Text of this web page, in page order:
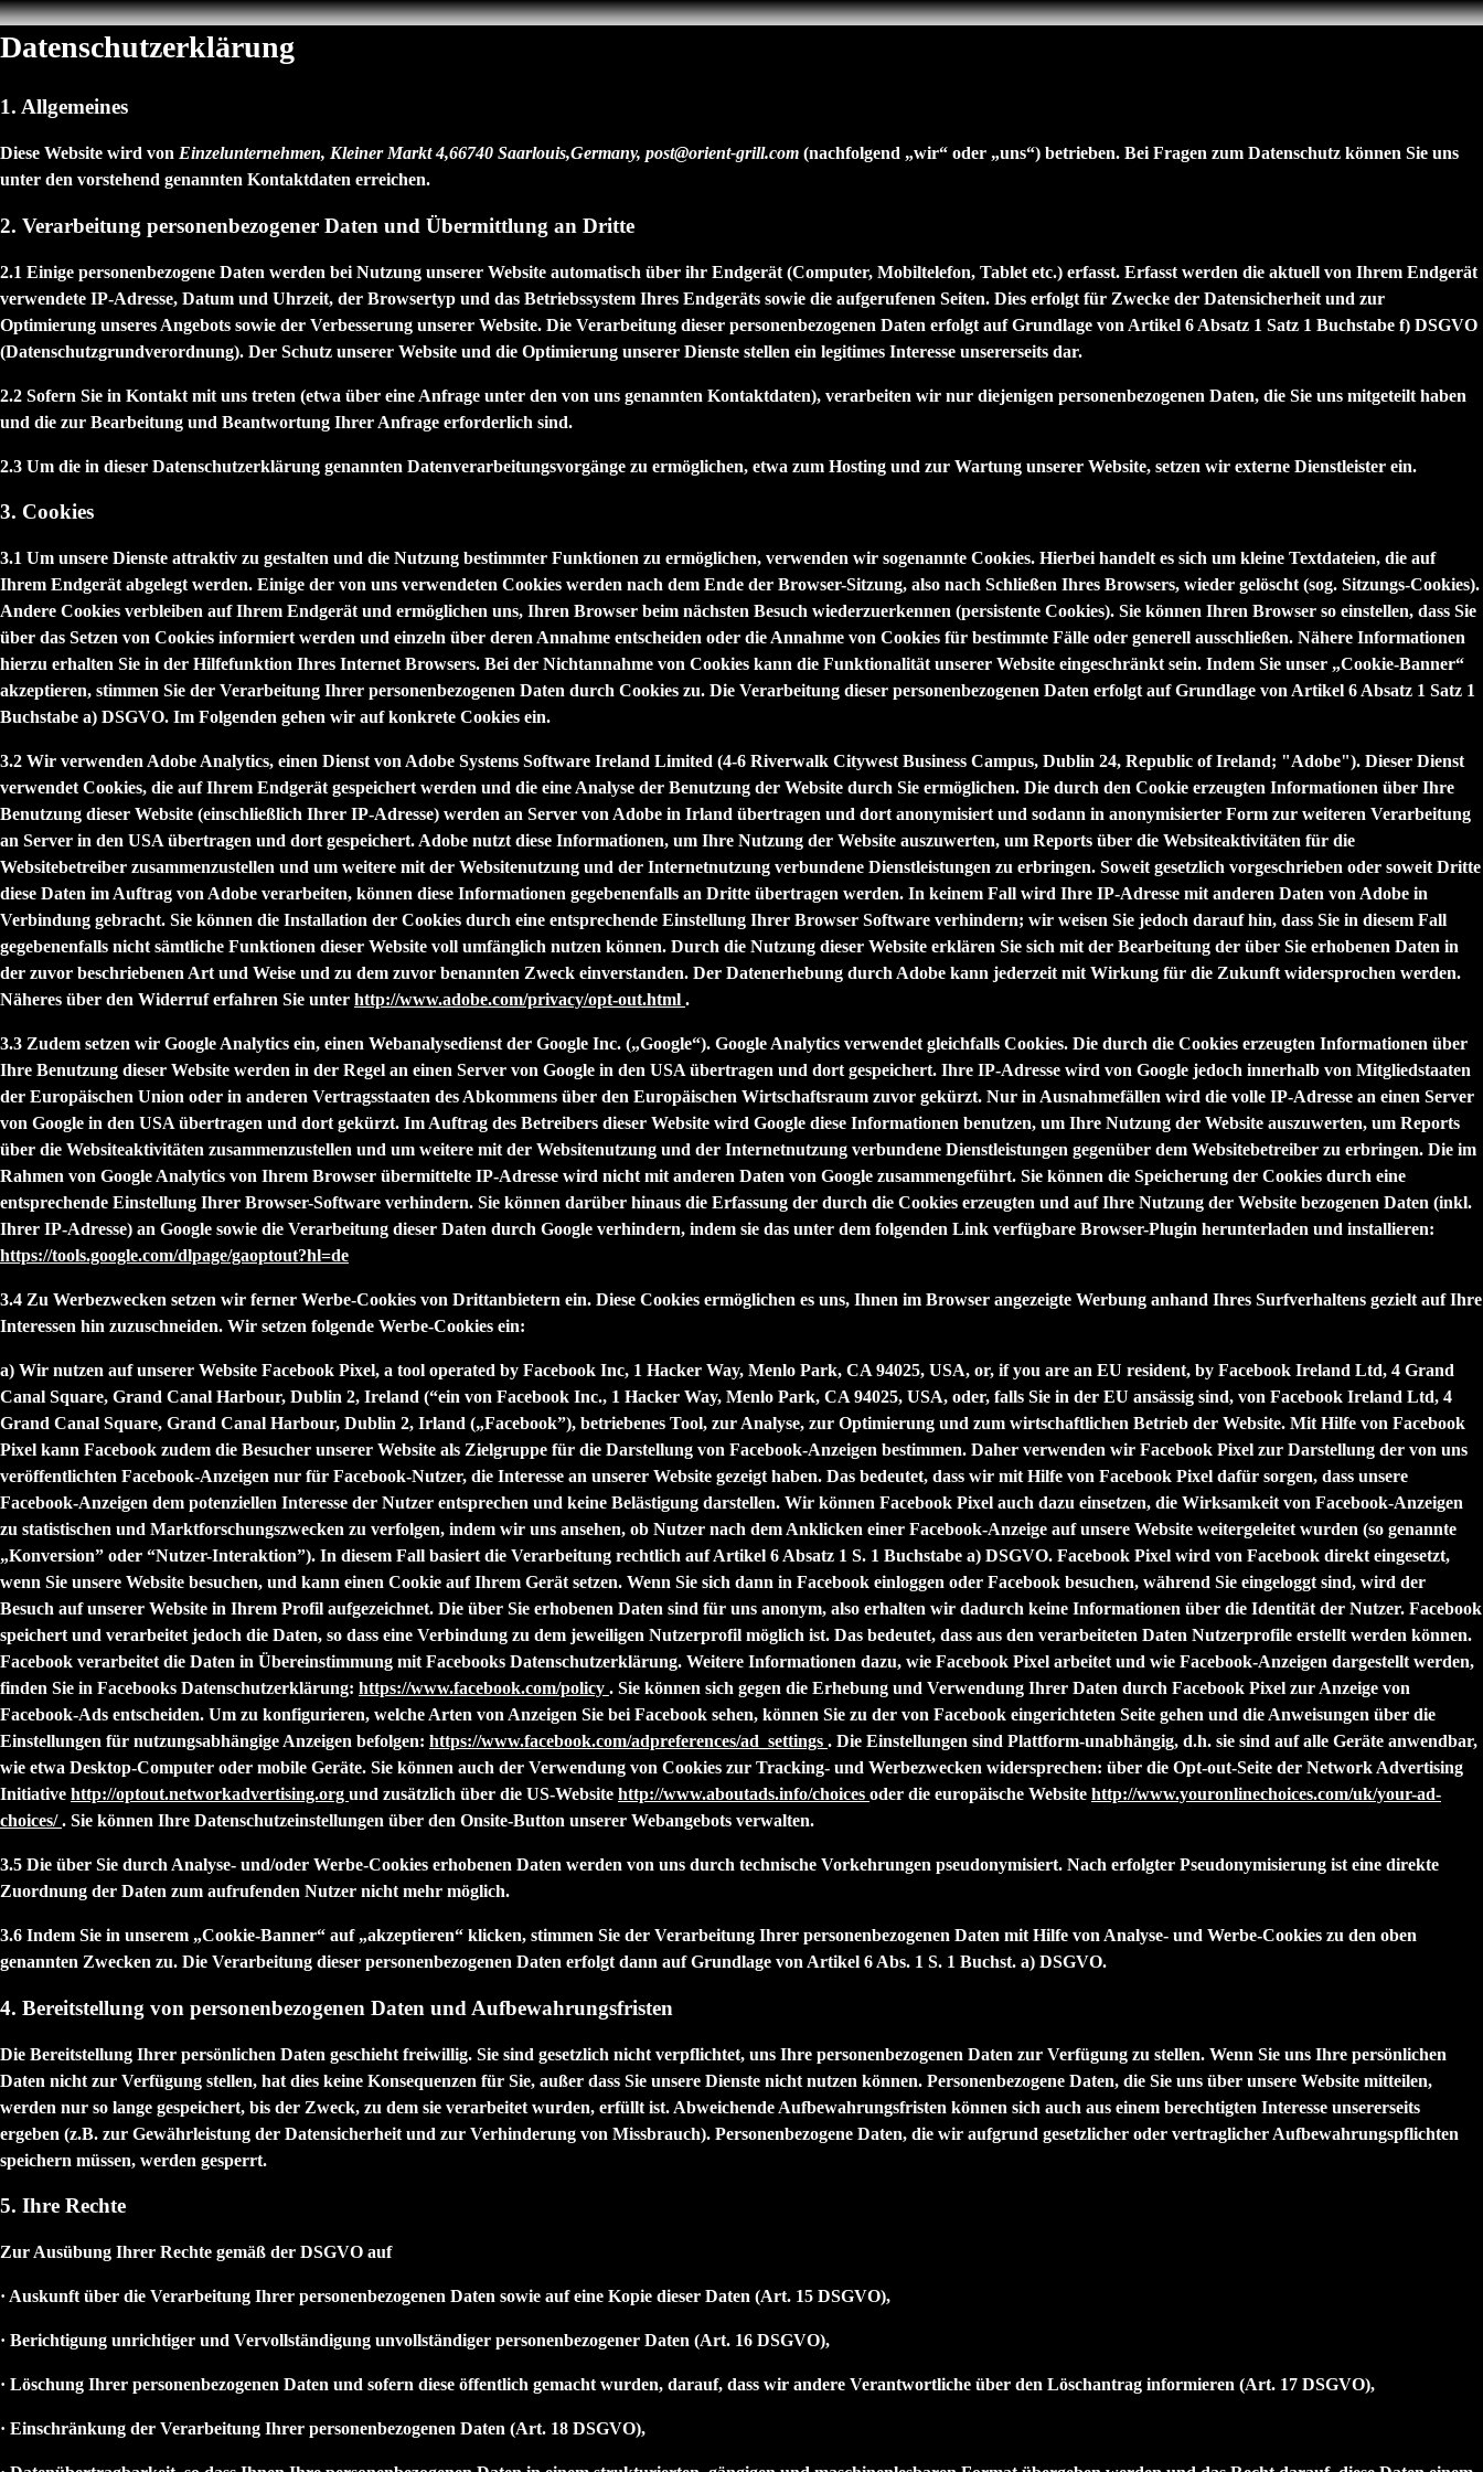
Datenschutzerklärung
1. Allgemeines
Diese Website wird von Einzelunternehmen, Kleiner Markt 4,66740 Saarlouis,Germany, post@orient-grill.com (nachfolgend „wir“ oder „uns“) betrieben. Bei Fragen zum Datenschutz können Sie uns
unter den vorstehend genannten Kontaktdaten erreichen.
2. Verarbeitung personenbezogener Daten und Übermittlung an Dritte
2.1 Einige personenbezogene Daten werden bei Nutzung unserer Website automatisch über ihr Endgerät (Computer, Mobiltelefon, Tablet etc.) erfasst. Erfasst werden die aktuell von Ihrem Endgerät
verwendete IP-Adresse, Datum und Uhrzeit, der Browsertyp und das Betriebssystem Ihres Endgeräts sowie die aufgerufenen Seiten. Dies erfolgt für Zwecke der Datensicherheit und zur
Optimierung unseres Angebots sowie der Verbesserung unserer Website. Die Verarbeitung dieser personenbezogenen Daten erfolgt auf Grundlage von Artikel 6 Absatz 1 Satz 1 Buchstabe f) DSGVO
(Datenschutzgrundverordnung). Der Schutz unserer Website und die Optimierung unserer Dienste stellen ein legitimes Interesse unsererseits dar.
2.2 Sofern Sie in Kontakt mit uns treten (etwa über eine Anfrage unter den von uns genannten Kontaktdaten), verarbeiten wir nur diejenigen personenbezogenen Daten, die Sie uns mitgeteilt haben
und die zur Bearbeitung und Beantwortung Ihrer Anfrage erforderlich sind.
2.3 Um die in dieser Datenschutzerklärung genannten Datenverarbeitungsvorgänge zu ermöglichen, etwa zum Hosting und zur Wartung unserer Website, setzen wir externe Dienstleister ein.
3. Cookies
3.1 Um unsere Dienste attraktiv zu gestalten und die Nutzung bestimmter Funktionen zu ermöglichen, verwenden wir sogenannte Cookies. Hierbei handelt es sich um kleine Textdateien, die auf
Ihrem Endgerät abgelegt werden. Einige der von uns verwendeten Cookies werden nach dem Ende der Browser-Sitzung, also nach Schließen Ihres Browsers, wieder gelöscht (sog. Sitzungs-Cookies).
Andere Cookies verbleiben auf Ihrem Endgerät und ermöglichen uns, Ihren Browser beim nächsten Besuch wiederzuerkennen (persistente Cookies). Sie können Ihren Browser so einstellen, dass Sie
über das Setzen von Cookies informiert werden und einzeln über deren Annahme entscheiden oder die Annahme von Cookies für bestimmte Fälle oder generell ausschließen. Nähere Informationen
hierzu erhalten Sie in der Hilfefunktion Ihres Internet Browsers. Bei der Nichtannahme von Cookies kann die Funktionalität unserer Website eingeschränkt sein. Indem Sie unser „Cookie-Banner“
akzeptieren, stimmen Sie der Verarbeitung Ihrer personenbezogenen Daten durch Cookies zu. Die Verarbeitung dieser personenbezogenen Daten erfolgt auf Grundlage von Artikel 6 Absatz 1 Satz 1
Buchstabe a) DSGVO. Im Folgenden gehen wir auf konkrete Cookies ein.
3.2 Wir verwenden Adobe Analytics, einen Dienst von Adobe Systems Software Ireland Limited (4-6 Riverwalk Citywest Business Campus, Dublin 24, Republic of Ireland; "Adobe"). Dieser Dienst
verwendet Cookies, die auf Ihrem Endgerät gespeichert werden und die eine Analyse der Benutzung der Website durch Sie ermöglichen. Die durch den Cookie erzeugten Informationen über Ihre
Benutzung dieser Website (einschließlich Ihrer IP-Adresse) werden an Server von Adobe in Irland übertragen und dort anonymisiert und sodann in anonymisierter Form zur weiteren Verarbeitung
an Server in den USA übertragen und dort gespeichert. Adobe nutzt diese Informationen, um Ihre Nutzung der Website auszuwerten, um Reports über die Websiteaktivitäten für die
Websitebetreiber zusammenzustellen und um weitere mit der Websitenutzung und der Internetnutzung verbundene Dienstleistungen zu erbringen. Soweit gesetzlich vorgeschrieben oder soweit Dritte
diese Daten im Auftrag von Adobe verarbeiten, können diese Informationen gegebenenfalls an Dritte übertragen werden. In keinem Fall wird Ihre IP-Adresse mit anderen Daten von Adobe in
Verbindung gebracht. Sie können die Installation der Cookies durch eine entsprechende Einstellung Ihrer Browser Software verhindern; wir weisen Sie jedoch darauf hin, dass Sie in diesem Fall
gegebenenfalls nicht sämtliche Funktionen dieser Website voll umfänglich nutzen können. Durch die Nutzung dieser Website erklären Sie sich mit der Bearbeitung der über Sie erhobenen Daten in
der zuvor beschriebenen Art und Weise und zu dem zuvor benannten Zweck einverstanden. Der Datenerhebung durch Adobe kann jederzeit mit Wirkung für die Zukunft widersprochen werden.
Näheres über den Widerruf erfahren Sie unter http://www.adobe.com/privacy/opt-out.html .
3.3 Zudem setzen wir Google Analytics ein, einen Webanalysedienst der Google Inc. („Google“). Google Analytics verwendet gleichfalls Cookies. Die durch die Cookies erzeugten Informationen über
Ihre Benutzung dieser Website werden in der Regel an einen Server von Google in den USA übertragen und dort gespeichert. Ihre IP-Adresse wird von Google jedoch innerhalb von Mitgliedstaaten
der Europäischen Union oder in anderen Vertragsstaaten des Abkommens über den Europäischen Wirtschaftsraum zuvor gekürzt. Nur in Ausnahmefällen wird die volle IP-Adresse an einen Server
von Google in den USA übertragen und dort gekürzt. Im Auftrag des Betreibers dieser Website wird Google diese Informationen benutzen, um Ihre Nutzung der Website auszuwerten, um Reports
über die Websiteaktivitäten zusammenzustellen und um weitere mit der Websitenutzung und der Internetnutzung verbundene Dienstleistungen gegenüber dem Websitebetreiber zu erbringen. Die im
Rahmen von Google Analytics von Ihrem Browser übermittelte IP-Adresse wird nicht mit anderen Daten von Google zusammengeführt. Sie können die Speicherung der Cookies durch eine
entsprechende Einstellung Ihrer Browser-Software verhindern. Sie können darüber hinaus die Erfassung der durch die Cookies erzeugten und auf Ihre Nutzung der Website bezogenen Daten (inkl.
Ihrer IP-Adresse) an Google sowie die Verarbeitung dieser Daten durch Google verhindern, indem sie das unter dem folgenden Link verfügbare Browser-Plugin herunterladen und installieren:
https://tools.google.com/dlpage/gaoptout?hl=de
3.4 Zu Werbezwecken setzen wir ferner Werbe-Cookies von Drittanbietern ein. Diese Cookies ermöglichen es uns, Ihnen im Browser angezeigte Werbung anhand Ihres Surfverhaltens gezielt auf Ihre
Interessen hin zuzuschneiden. Wir setzen folgende Werbe-Cookies ein:
a) Wir nutzen auf unserer Website Facebook Pixel, a tool operated by Facebook Inc, 1 Hacker Way, Menlo Park, CA 94025, USA, or, if you are an EU resident, by Facebook Ireland Ltd, 4 Grand
Canal Square, Grand Canal Harbour, Dublin 2, Ireland (“ein von Facebook Inc., 1 Hacker Way, Menlo Park, CA 94025, USA, oder, falls Sie in der EU ansässig sind, von Facebook Ireland Ltd, 4
Grand Canal Square, Grand Canal Harbour, Dublin 2, Irland („Facebook”), betriebenes Tool, zur Analyse, zur Optimierung und zum wirtschaftlichen Betrieb der Website. Mit Hilfe von Facebook
Pixel kann Facebook zudem die Besucher unserer Website als Zielgruppe für die Darstellung von Facebook-Anzeigen bestimmen. Daher verwenden wir Facebook Pixel zur Darstellung der von uns
veröffentlichten Facebook-Anzeigen nur für Facebook-Nutzer, die Interesse an unserer Website gezeigt haben. Das bedeutet, dass wir mit Hilfe von Facebook Pixel dafür sorgen, dass unsere
Facebook-Anzeigen dem potenziellen Interesse der Nutzer entsprechen und keine Belästigung darstellen. Wir können Facebook Pixel auch dazu einsetzen, die Wirksamkeit von Facebook-Anzeigen
zu statistischen und Marktforschungszwecken zu verfolgen, indem wir uns ansehen, ob Nutzer nach dem Anklicken einer Facebook-Anzeige auf unsere Website weitergeleitet wurden (so genannte
„Konversion” oder “Nutzer-Interaktion”). In diesem Fall basiert die Verarbeitung rechtlich auf Artikel 6 Absatz 1 S. 1 Buchstabe a) DSGVO. Facebook Pixel wird von Facebook direkt eingesetzt,
wenn Sie unsere Website besuchen, und kann einen Cookie auf Ihrem Gerät setzen. Wenn Sie sich dann in Facebook einloggen oder Facebook besuchen, während Sie eingeloggt sind, wird der
Besuch auf unserer Website in Ihrem Profil aufgezeichnet. Die über Sie erhobenen Daten sind für uns anonym, also erhalten wir dadurch keine Informationen über die Identität der Nutzer. Facebook
speichert und verarbeitet jedoch die Daten, so dass eine Verbindung zu dem jeweiligen Nutzerprofil möglich ist. Das bedeutet, dass aus den verarbeiteten Daten Nutzerprofile erstellt werden können.
Facebook verarbeitet die Daten in Übereinstimmung mit Facebooks Datenschutzerklärung. Weitere Informationen dazu, wie Facebook Pixel arbeitet und wie Facebook-Anzeigen dargestellt werden,
finden Sie in Facebooks Datenschutzerklärung: https://www.facebook.com/policy . Sie können sich gegen die Erhebung und Verwendung Ihrer Daten durch Facebook Pixel zur Anzeige von
Facebook-Ads entscheiden. Um zu konfigurieren, welche Arten von Anzeigen Sie bei Facebook sehen, können Sie zu der von Facebook eingerichteten Seite gehen und die Anweisungen über die
Einstellungen für nutzungsabhängige Anzeigen befolgen: https://www.facebook.com/adpreferences/ad_settings . Die Einstellungen sind Plattform-unabhängig, d.h. sie sind auf alle Geräte anwendbar,
wie etwa Desktop-Computer oder mobile Geräte. Sie können auch der Verwendung von Cookies zur Tracking- und Werbezwecken widersprechen: über die Opt-out-Seite der Network Advertising
Initiative http://optout.networkadvertising.org und zusätzlich über die US-Website http://www.aboutads.info/choices oder die europäische Website http://www.youronlinechoices.com/uk/your-ad-
choices/. Sie können Ihre Datenschutzeinstellungen über den Onsite-Button unserer Webangebots verwalten.
3.5 Die über Sie durch Analyse- und/oder Werbe-Cookies erhobenen Daten werden von uns durch technische Vorkehrungen pseudonymisiert. Nach erfolgter Pseudonymisierung ist eine direkte
Zuordnung der Daten zum aufrufenden Nutzer nicht mehr möglich.
3.6 Indem Sie in unserem „Cookie-Banner“ auf „akzeptieren“ klicken, stimmen Sie der Verarbeitung Ihrer personenbezogenen Daten mit Hilfe von Analyse- und Werbe-Cookies zu den oben
genannten Zwecken zu. Die Verarbeitung dieser personenbezogenen Daten erfolgt dann auf Grundlage von Artikel 6 Abs. 1 S. 1 Buchst. a) DSGVO.
4. Bereitstellung von personenbezogenen Daten und Aufbewahrungsfristen
Die Bereitstellung Ihrer persönlichen Daten geschieht freiwillig. Sie sind gesetzlich nicht verpflichtet, uns Ihre personenbezogenen Daten zur Verfügung zu stellen. Wenn Sie uns Ihre persönlichen
Daten nicht zur Verfügung stellen, hat dies keine Konsequenzen für Sie, außer dass Sie unsere Dienste nicht nutzen können. Personenbezogene Daten, die Sie uns über unsere Website mitteilen,
werden nur so lange gespeichert, bis der Zweck, zu dem sie verarbeitet wurden, erfüllt ist. Abweichende Aufbewahrungsfristen können sich auch aus einem berechtigten Interesse unsererseits
ergeben (z.B. zur Gewährleistung der Datensicherheit und zur Verhinderung von Missbrauch). Personenbezogene Daten, die wir aufgrund gesetzlicher oder vertraglicher Aufbewahrungspflichten
speichern müssen, werden gesperrt.
5. Ihre Rechte
Zur Ausübung Ihrer Rechte gemäß der DSGVO auf
· Auskunft über die Verarbeitung Ihrer personenbezogenen Daten sowie auf eine Kopie dieser Daten (Art. 15 DSGVO),
· Berichtigung unrichtiger und Vervollständigung unvollständiger personenbezogener Daten (Art. 16 DSGVO),
· Löschung Ihrer personenbezogenen Daten und sofern diese öffentlich gemacht wurden, darauf, dass wir andere Verantwortliche über den Löschantrag informieren (Art. 17 DSGVO),
· Einschränkung der Verarbeitung Ihrer personenbezogenen Daten (Art. 18 DSGVO),